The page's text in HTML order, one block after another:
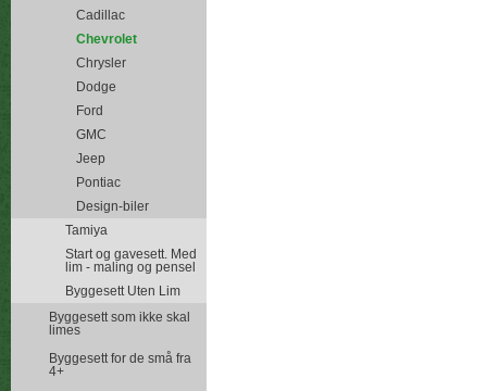
Cadillac
Chevrolet
Chrysler
Dodge
Ford
GMC
Jeep
Pontiac
Design-biler
Tamiya
Start og gavesett. Med
lim - maling og pensel
Byggesett Uten Lim
Byggesett som ikke skal
limes
Byggesett for de små fra
4+